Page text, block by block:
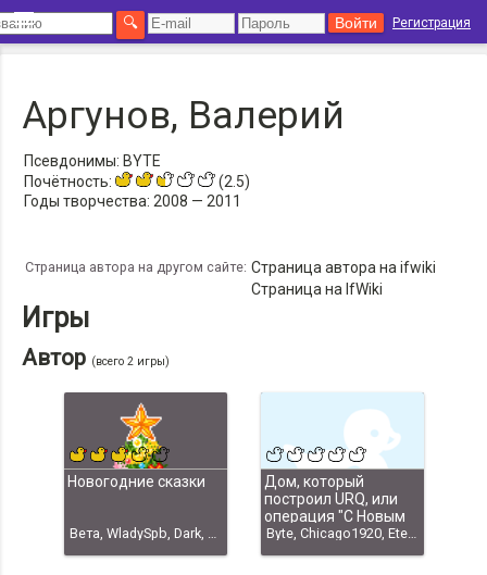
Регистрация
Аргунов, Валерий
Псевдонимы: BYTE
Почётность:
(2.5)
Годы творчества: 2008 — 2011
Страница автора на другом сайте: Страница автора на ifwiki
Страница на IfWiki
Игры
Автор (всего 2 игры)
Новогодние сказки
Вета, WladySpb, Dark, Byte, Ajenta
Дом, который
построил URQ, или
операция "С Новым
Годом!!!"
Byte, Chicago1920, Eten, fireton, Goraph, Korwin, noname, ZombX, Александр Граф, Евг, Nansi, С Новым Годом-2009"